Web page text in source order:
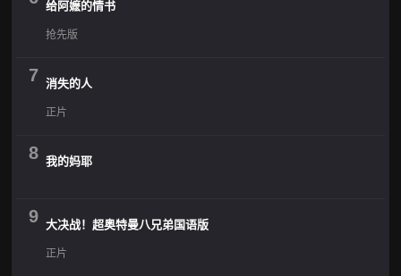
给阿嬷的情书
抢先版
7 消失的人
正片
8 我的妈耶
9 大决战！超奥特曼八兄弟国语版
正片